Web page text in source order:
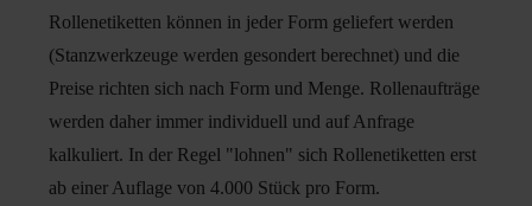
Rollenetiketten können in jeder Form geliefert werden
(Stanzwerkzeuge werden gesondert berechnet) und die
Preise richten sich nach Form und Menge. Rollenaufträge
werden daher immer individuell und auf Anfrage
kalkuliert. In der Regel "lohnen" sich Rollenetiketten erst
ab einer Auflage von 4.000 Stück pro Form.